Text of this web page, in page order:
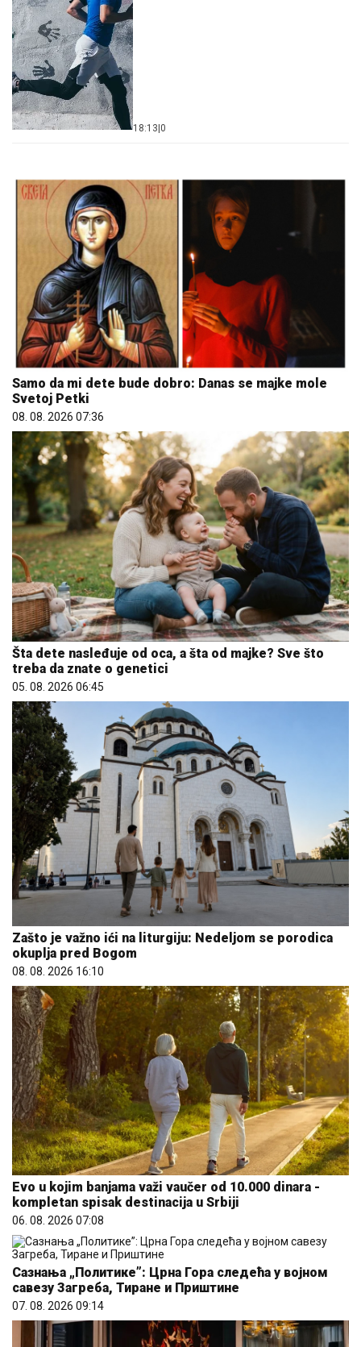
18:13 0
Samo da mi dete bude dobro: Danas se majke mole
Svetoj Petki
08. 08. 2026 07:36
Šta dete nasleđuje od oca, a šta od majke? Sve što
treba da znate o genetici
05. 08. 2026 06:45
Zašto je važno ići na liturgiju: Nedeljom se porodica
okuplja pred Bogom
08. 08. 2026 16:10
Evo u kojim banjama važi vaučer od 10.000 dinara -
kompletan spisak destinacija u Srbiji
06. 08. 2026 07:08
Сазнања „Политике”: Црна Гора следећа у војном
савезу Загреба, Тиране и Приштине
07. 08. 2026 09:14